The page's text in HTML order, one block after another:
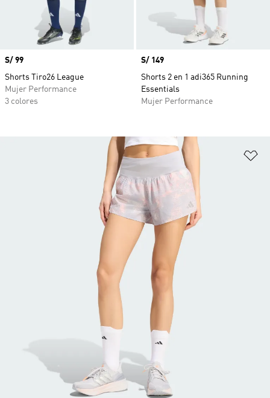
Precio
S/ 99
Shorts Tiro26 League
Mujer Performance
3 colores
Precio
S/ 149
Shorts 2 en 1 adi365 Running
Essentials
Mujer Performance